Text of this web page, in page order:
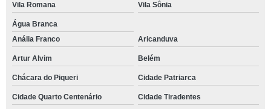
Vila Romana Vila Sônia
Água Branca
Anália Franco
Aricanduva
Artur Alvim Belém
Chácara do Piqueri Cidade Patriarca
Cidade Quarto Centenário Cidade Tiradentes